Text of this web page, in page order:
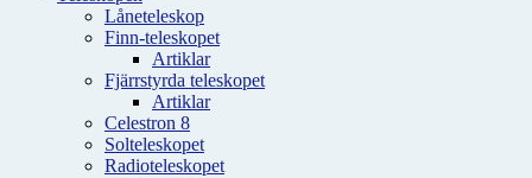
Låneteleskop
Finn-teleskopet
Artiklar
Fjärrstyrda teleskopet
Artiklar
Celestron 8
Solteleskopet
Radioteleskopet